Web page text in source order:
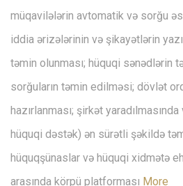
müqavilələrin avtomatik və sorğu
iddia ərizələrinin və şikayətlərin
təmin olunması; hüquqi sənədlərin
sorğuların təmin edilməsi; dövlət
hazırlanması; şirkət
hüquqi dəstək) ən sürətli şəkildə
hüquqşünaslar və hüquqi xidmətə
arasında körpü platforması More